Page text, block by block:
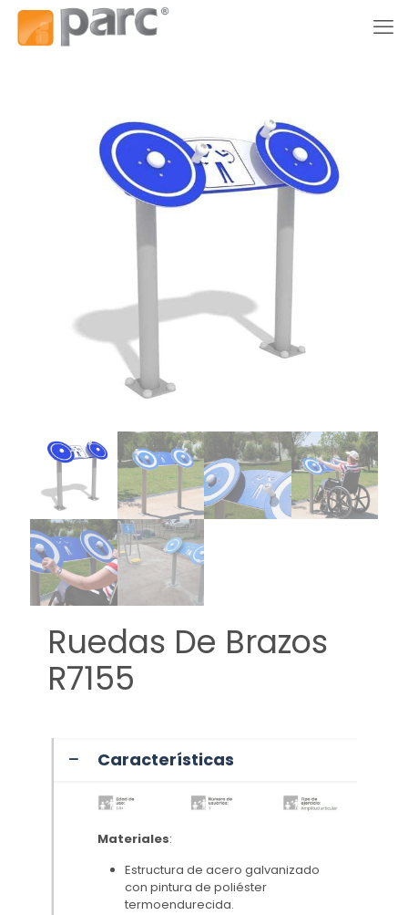
Ruedas De Brazos
R7155
Características
Materiales:
Estructura de acero galvanizado
con pintura de poliéster
termoendurecida.